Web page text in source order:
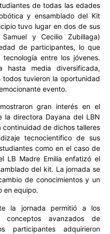
de todas las edades
y ensamblado del Kit
tuvo lugar en dos de sus
y Cecilio Zubillaga)
de participantes, lo que
entre los jóvenes.
hasta media diversificada,
tuvieron la oportunidad
evento.
gran interés en el
directora Dayana del LBN
continuidad de dichos talleres
tecnocientifico de sus
como en el caso de
LB Madre Emilia enfatizó el
del kit. La jornada se
de conocimientos y un
en equipo.
la jornada permitió a los
conceptos avanzados de
participantes adquirieron